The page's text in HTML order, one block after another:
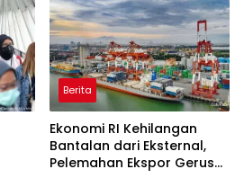
Berita
Ekonomi RI Kehilangan
Bantalan dari Eksternal,
Pelemahan Ekspor Gerus